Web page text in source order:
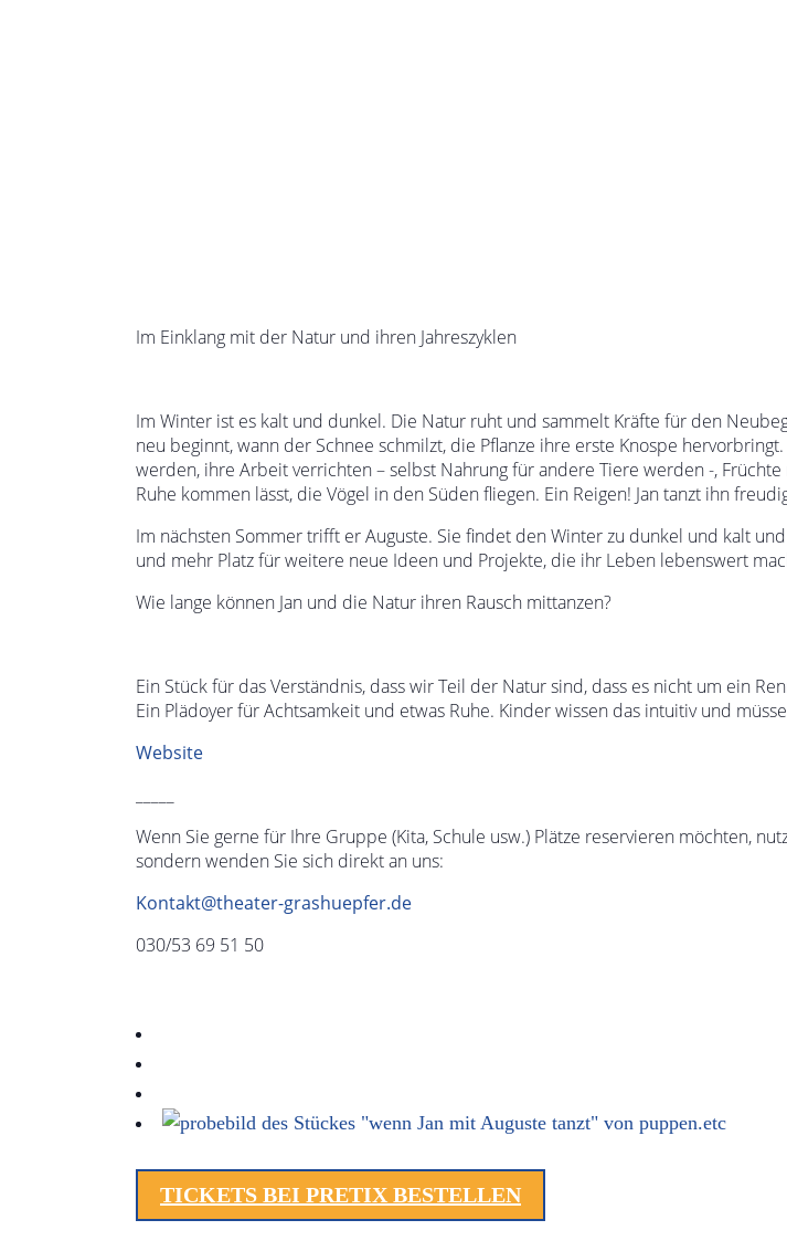
Im Einklang mit der Natur und ihren Jahreszyklen
Im Winter ist es kalt und dunkel. Die Natur ruht und sammelt Kräfte für den
neu beginnt, wann der Schnee schmilzt, die Pflanze ihre erste Knospe
werden, ihre Arbeit verrichten – selbst Nahrung für andere Tiere werden -,
Ruhe kommen lässt, die Vögel in den Süden fliegen. Ein Reigen! Jan tanzt ihn
Im nächsten Sommer trifft er Auguste. Sie findet den Winter zu dunkel und kalt
und mehr Platz für weitere neue Ideen und Projekte, die ihr Leben lebenswert
Wie lange können Jan und die Natur ihren Rausch mittanzen?
Ein Stück für das Verständnis, dass wir Teil der Natur sind, dass es nicht um ein
Ein Plädoyer für Achtsamkeit und etwas Ruhe. Kinder wissen das intuitiv und
Website
Wenn Sie gerne für Ihre Gruppe (Kita, Schule usw.) Plätze reservieren möchten,
sondern wenden Sie sich direkt an uns:
Kontakt@theater-grashuepfer.de
030/53 69 51 50
TICKETS BEI PRETIX BESTELLEN